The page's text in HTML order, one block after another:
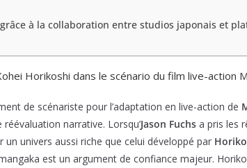
à la collaboration entre studios japonais et
Horikoshi dans le scénario du film live-action
de scénariste pour l’adaptation en live-action de
narrative. Lorsqu’Jason Fuchs a pris les
un univers aussi riche que celui développé par
est un argument de confiance majeur.